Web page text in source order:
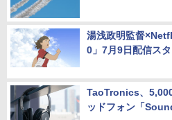
湯浅政明監督
0」7月9日配信ス
TaoTronics、
ッドフォン「